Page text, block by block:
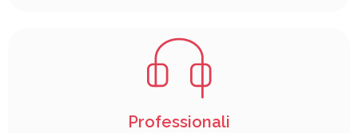
Professionali